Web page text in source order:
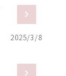
2025/3/8